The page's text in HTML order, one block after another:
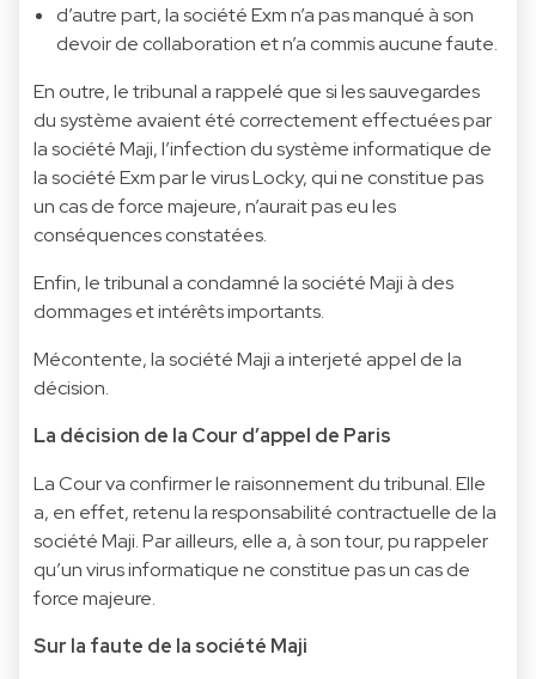
d’autre part, la société Exm n’a pas manqué à son
devoir de collaboration et n’a commis aucune faute.
En outre, le tribunal a rappelé que si les sauvegardes
du système avaient été correctement effectuées par
la société Maji, l’infection du système informatique de
la société Exm par le virus Locky, qui ne constitue pas
un cas de force majeure, n’aurait pas eu les
conséquences constatées.
Enfin, le tribunal a condamné la société Maji à des
dommages et intérêts importants.
Mécontente, la société Maji a interjeté appel de la
décision.
La décision de la Cour d’appel de Paris
La Cour va confirmer le raisonnement du tribunal. Elle
a, en effet, retenu la responsabilité contractuelle de la
société Maji. Par ailleurs, elle a, à son tour, pu rappeler
qu’un virus informatique ne constitue pas un cas de
force majeure.
Sur la faute de la société Maji